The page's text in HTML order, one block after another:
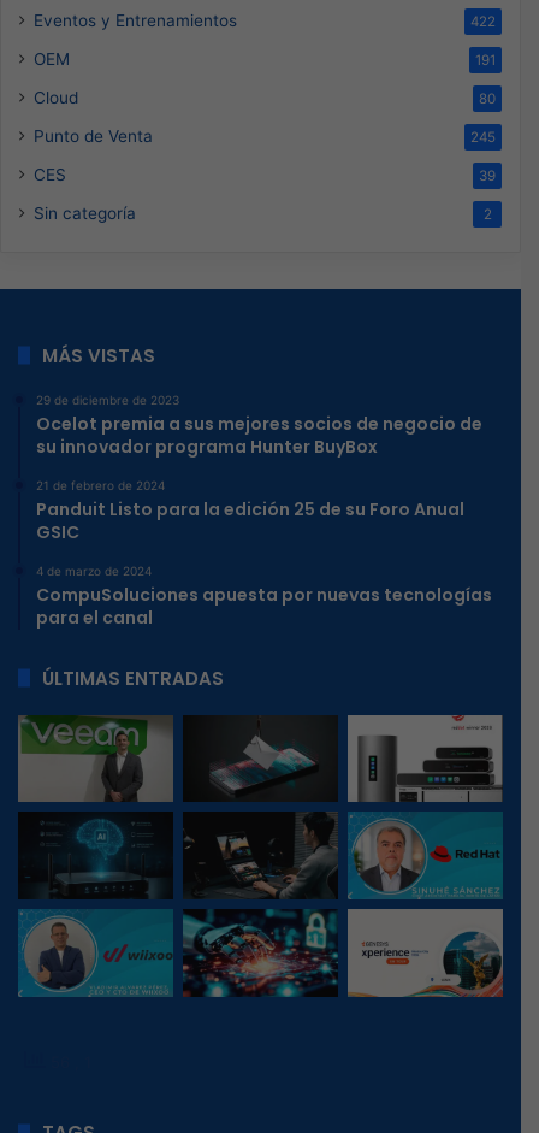
Eventos y Entrenamientos 422
OEM 191
Cloud 80
Punto de Venta 245
CES 39
Sin categoría 2
MÁS VISTAS
29 de diciembre de 2023
Ocelot premia a sus mejores socios de negocio de
su innovador programa Hunter BuyBox
21 de febrero de 2024
Panduit Listo para la edición 25 de su Foro Anual
GSIC
4 de marzo de 2024
CompuSoluciones apuesta por nuevas tecnologías
para el canal
ÚLTIMAS ENTRADAS